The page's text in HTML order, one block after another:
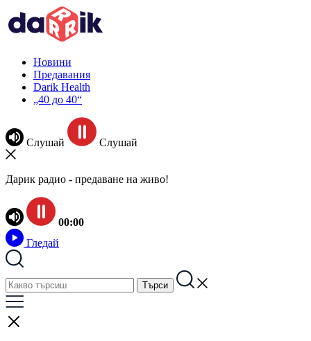
Новини
Предавания
Darik Health
„40 до 40“
Слушай Слушай
Дарик радио - предаване на живо!
00:00
Гледай